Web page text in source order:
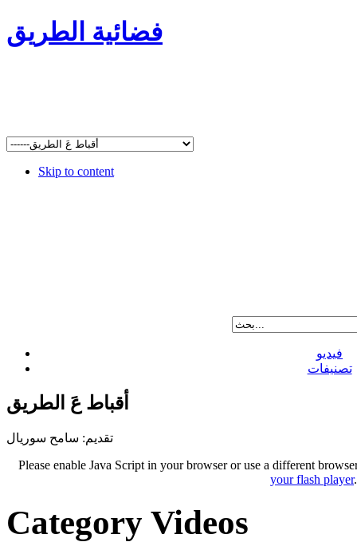
فضائية الطريق
Skip to content
فيديو
تصنيفات
أقباط عَ الطريق
تقديم: سامح سوريال
Please enable Java Script in your browser or use a different
your flash player.
Category Videos